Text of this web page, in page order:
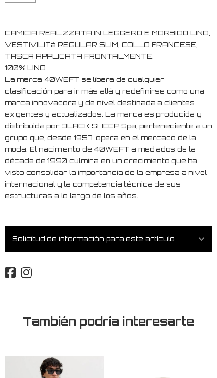
CAMICIA REALIZZATA IN LEGGERO E MORBIDO LINO,
VESTIVILITà REGULAR SLIM, COLLO FRANCESE,
TASCA APPLICATA FRONTALMENTE.
100% LINO
La marca 40WEFT se libera de cualquier
clasificación para ir más allá y redefinirse como una
marca innovadora y de nivel destinada a clientes
exigentes y actualizados. La marca es producida y
distribuida por BLACK SHEEP Spa, perteneciente a un
grupo que, desde 1957, opera en el mercado de la
moda. El nacimiento de 40WEFT a mediados de la
década de 1990 culmina en un crecimiento que ha
visto consolidar la importancia de la empresa a nivel
internacional y la competencia técnica de sus
estructuras a lo largo de los años.
Solicitud de información para este artículo
También podría interesarte